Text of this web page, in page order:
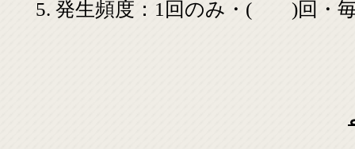
発生頻度：1回のみ・( )回・